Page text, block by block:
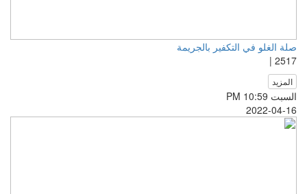
صلة الغلو في التكفير بالجريمة
2517 |
المزيد
السبت PM 10:59
2022-04-16